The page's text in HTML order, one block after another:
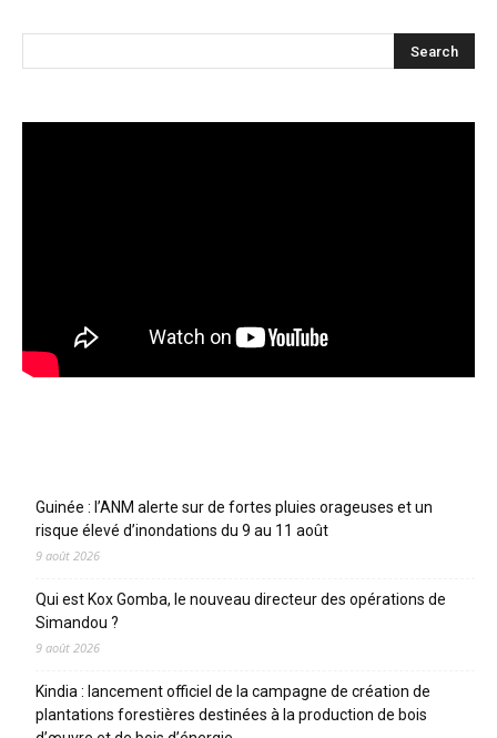
Guinée : l’ANM alerte sur de fortes pluies orageuses et un
risque élevé d’inondations du 9 au 11 août
9 août 2026
Qui est Kox Gomba, le nouveau directeur des opérations de
Simandou ?
9 août 2026
Kindia : lancement officiel de la campagne de création de
plantations forestières destinées à la production de bois